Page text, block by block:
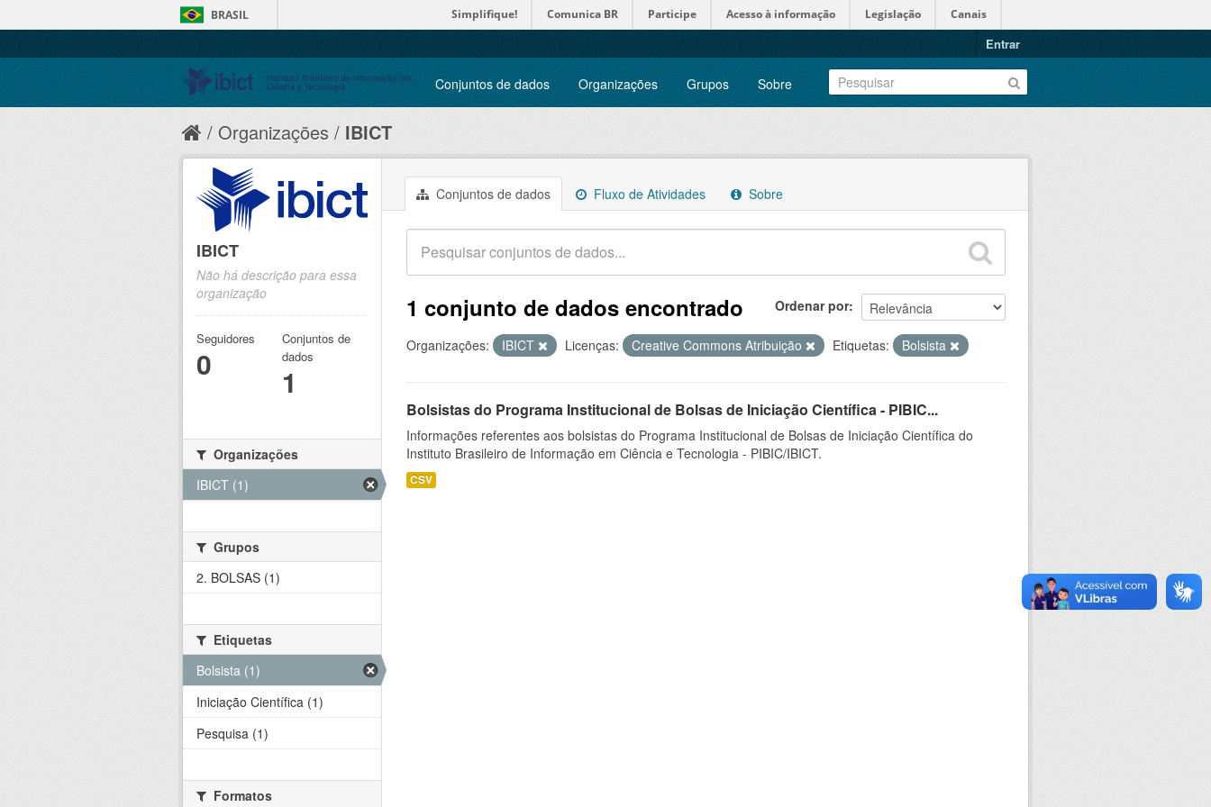
BRASIL Simplifique! Comunica BR Participe Acesso à informação Legislação Canais
Entrar
Conjuntos de dados Organizações Grupos Sobre
Organizações IBICT
Conjuntos de dados Fluxo de Atividades Sobre
Ordenar por
1 conjunto de dados encontrado
Organizações: IBICT Licenças: Creative Commons Atribuição Etiquetas: Bolsista
Bolsistas do Programa Institucional de Bolsas de Iniciação Científica - PIBIC...
Informações referentes aos bolsistas do Programa Institucional de Bolsas de Iniciação Científica do
Instituto Brasileiro de Informação em Ciência e Tecnologia - PIBIC/IBICT.
CSV
IBICT
Não há descrição para essa
organização
Seguidores
0
Conjuntos de
dados
1
Organizações
IBICT (1)
Grupos
2. BOLSAS (1)
Etiquetas
Bolsista (1)
Iniciação Científica (1)
Pesquisa (1)
Formatos